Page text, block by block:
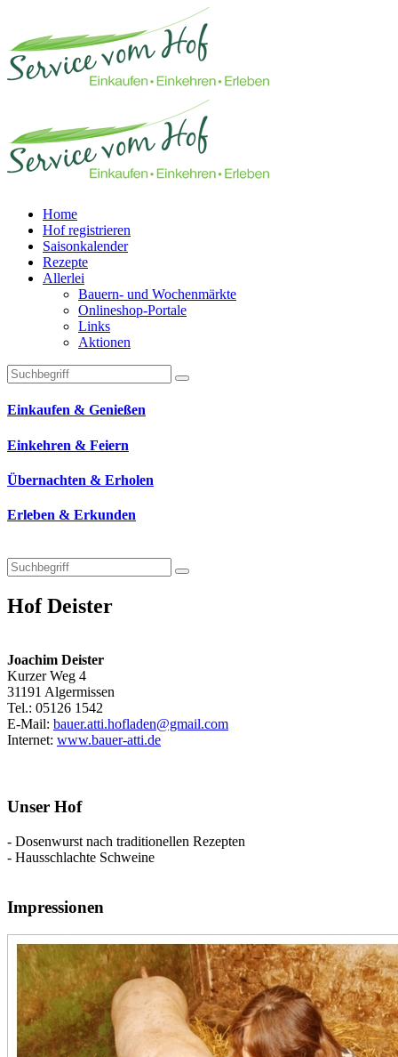
Home
Hof registrieren
Saisonkalender
Rezepte
Allerlei
Bauern- und Wochenmärkte
Onlineshop-Portale
Links
Aktionen
Technisches Feld: Suchfeld
Technisches Feld: Suchbutton
Suche absenden
Einkaufen & Genießen
Einkehren & Feiern
Übernachten & Erholen
Erleben & Erkunden
Hof Deister
Joachim Deister
Kurzer Weg 4
31191 Algermissen
Tel.: 05126 1542
E-Mail: bauer.atti.hofladen@gmail.com
Internet: www.bauer-atti.de
Unser Hof
- Dosenwurst nach traditionellen Rezepten
- Hausschlachte Schweine
Impressionen